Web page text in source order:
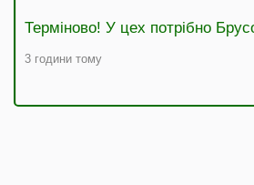
Терміново! У цех потрібно
3 години тому